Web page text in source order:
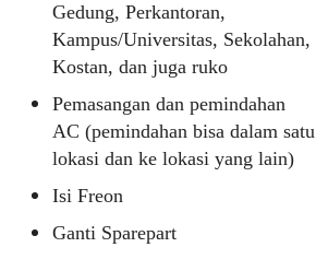
Gedung, Perkantoran,
Kampus/Universitas, Sekolahan,
Kostan, dan juga ruko
Pemasangan dan pemindahan
AC (pemindahan bisa dalam satu
lokasi dan ke lokasi yang lain)
Isi Freon
Ganti Sparepart